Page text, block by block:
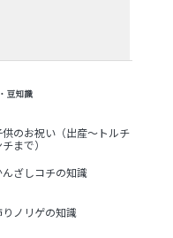
豆知識
のお祝い（出産～トルチ
まで）
ざしコチの知識
ノリゲの知識